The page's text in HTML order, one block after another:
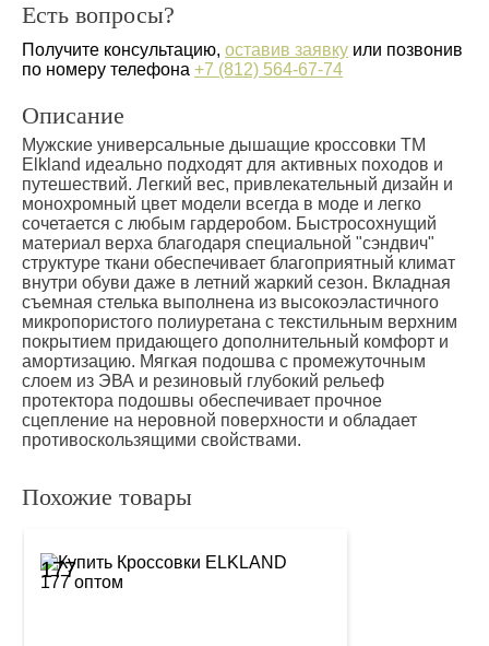
Есть вопросы?
Получите консультацию, оставив заявку или позвонив
по номеру телефона +7 (812) 564-67-74
Описание
Мужские универсальные дышащие кроссовки TM
Elkland идеально подходят для активных походов и
путешествий. Легкий вес, привлекательный дизайн и
монохромный цвет модели всегда в моде и легко
сочетается с любым гардеробом. Быстросохнущий
материал верха благодаря специальной "сэндвич"
структуре ткани обеспечивает благоприятный климат
внутри обуви даже в летний жаркий сезон. Вкладная
съемная стелька выполнена из высокоэластичного
микропористого полиуретана с текстильным верхним
покрытием придающего дополнительный комфорт и
амортизацию. Мягкая подошва с промежуточным
слоем из ЭВА и резиновый глубокий рельеф
протектора подошвы обеспечивает прочное
сцепление на неровной поверхности и обладает
противоскользящими свойствами.
Похожие товары
177